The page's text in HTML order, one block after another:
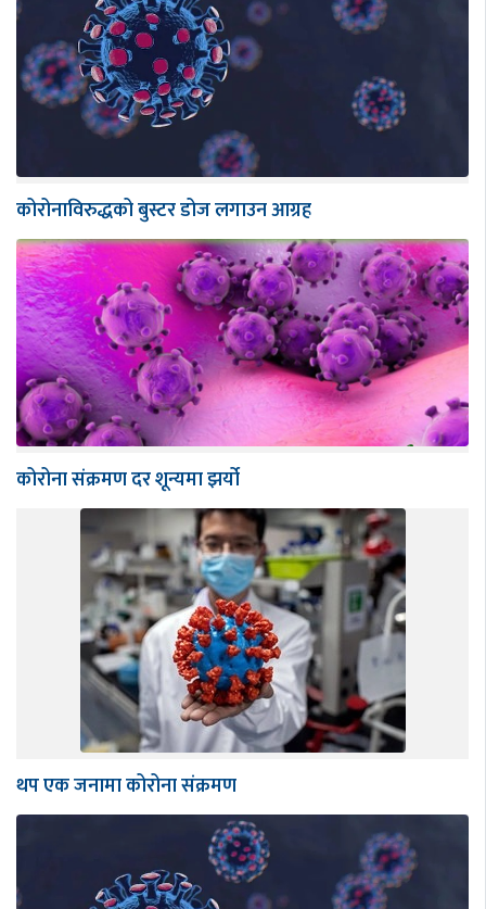
कोरोनाविरुद्धको बुस्टर डोज लगाउन आग्रह
कोरोना संक्रमण दर शून्यमा झर्यो
थप एक जनामा कोरोना संक्रमण